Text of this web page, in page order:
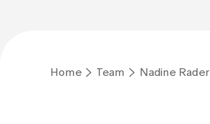
Home Team Nadine Rader